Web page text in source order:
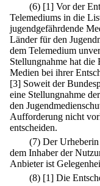
(6) [1] Vor der
Telemediums in die
jugendgefährdende
Länder für den
dem Telemedium
Stellungnahme hat die
Medien bei ihrer
[3] Soweit der
eine Stellungnahme
den
Aufforderung nicht
entscheiden.
(7) Der
dem Inhaber der
Anbieter ist
(8) [1] Die